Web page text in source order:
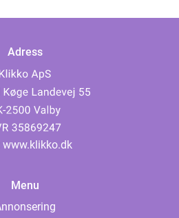
Adress
www.klikko.dk
Menu